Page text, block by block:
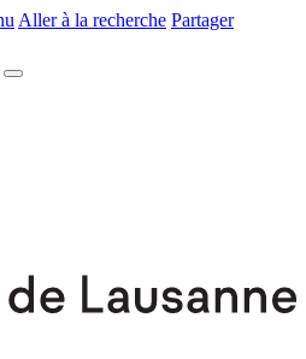
Aller à la recherche Partager